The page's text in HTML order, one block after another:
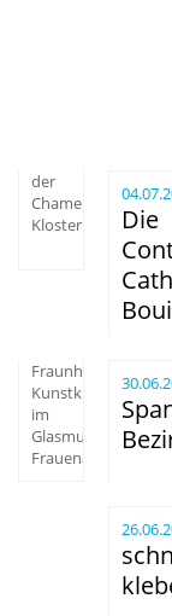
der
Chamer
KlosterkircheDie
Bouin
Fraunhofer-
Kunstklasse
im
Glasmuseum
Frauenau